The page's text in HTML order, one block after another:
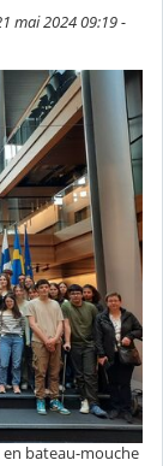
mai 2024 09:19 -
bateau-mouche